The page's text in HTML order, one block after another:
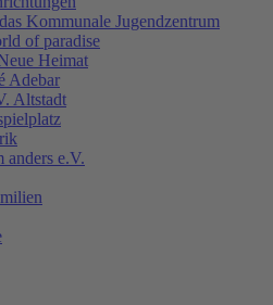
Kommunale Jugendzentrum
of paradise
Heimat
Adebar
Altstadt
anders e.V.